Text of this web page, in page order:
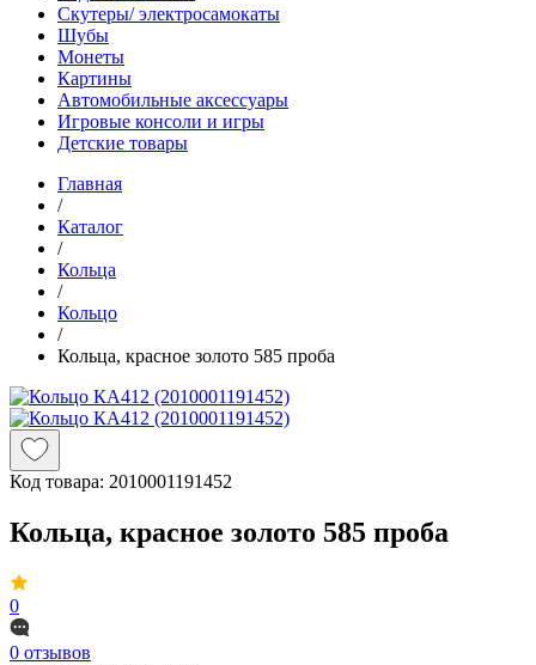
Скутеры/ электросамокаты
Шубы
Монеты
Картины
Автомобильные аксессуары
Игровые консоли и игры
Детские товары
Главная
/
Каталог
/
Кольца
/
Кольцо
/
Кольца, красное золото 585 проба
Код товара: 2010001191452
Кольца, красное золото 585 проба
0
0 отзывов